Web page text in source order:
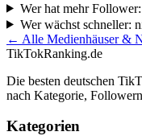
Wer hat mehr
Wer wächst schneller:
← Alle Medienhäuser &
TikTokRanking.de
Die besten deutschen
nach Kategorie,
Kategorien